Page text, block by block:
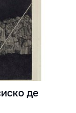
де